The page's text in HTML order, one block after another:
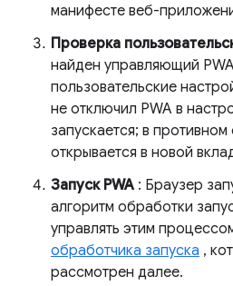
манифесте веб-
Проверка
найден управляющий
пользовательские
не отключил PWA в
запускается; в
открывается в новой
Запуск PWA : Браузер
алгоритм обработки
управлять этим
обработчика запуска ,
рассмотрен далее.